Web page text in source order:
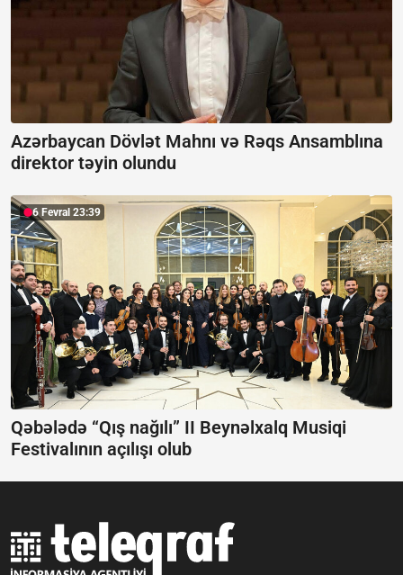
Azərbaycan Dövlət Mahnı və Rəqs Ansamblına
direktor təyin olundu
6 Fevral 23:39
Qəbələdə “Qış nağılı” II Beynəlxalq Musiqi
Festivalının açılışı olub